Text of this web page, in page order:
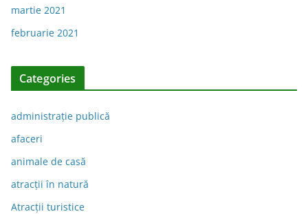
martie 2021
februarie 2021
Categories
administraţie publică
afaceri
animale de casă
atracții în natură
Atracții turistice